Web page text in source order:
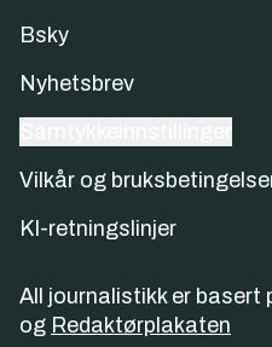
Bsky
Nyhetsbrev
Vilkår og
KI-retningslinjer
All journalistikk er basert
og Redaktørplakaten